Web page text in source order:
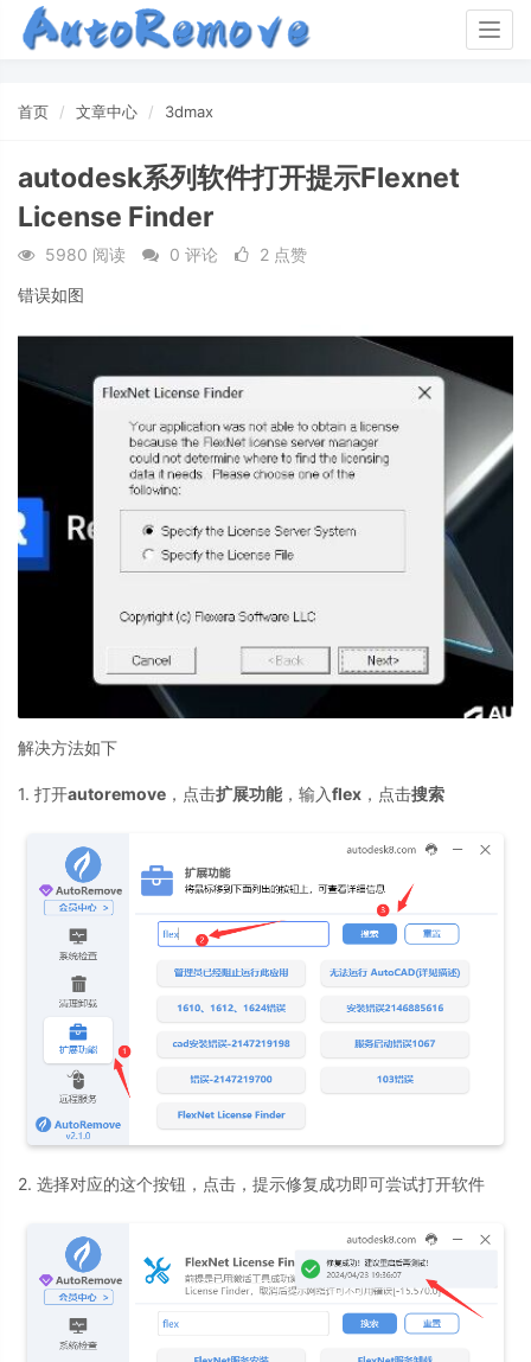
首页 文章中心 3dmax
autodesk系列软件打开提示Flexnet
License Finder
5980 阅读 0 评论
2 点赞
错误如图
解决方法如下
1. 打开autoremove ，点击扩展功能，输入flex ，点击搜索
2. 选择对应的这个按钮，点击，提示修复成功即可尝试打开软件